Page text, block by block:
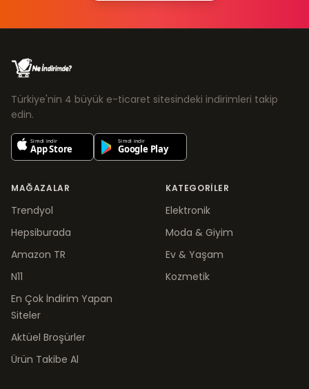
Türkiye'nin 4 büyük e-ticaret sitesindeki indirimleri takip
edin.
MAĞAZALAR
Trendyol
Hepsiburada
Amazon TR
N11
En Çok İndirim Yapan
Siteler
Aktüel Broşürler
Ürün Takibe Al
KATEGORILER
Elektronik
Moda & Giyim
Ev & Yaşam
Kozmetik